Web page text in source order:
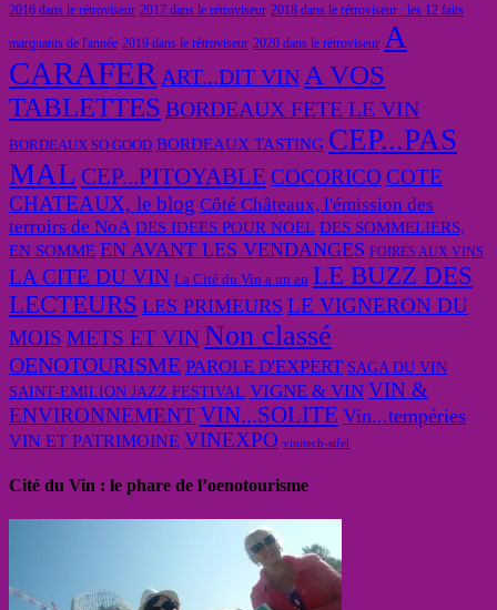
2016 dans le rétroviseur 2017 dans le rétroviseur 2018 dans le rétroviseur : les 12 faits
marquants de l'année 2019 dans le rétroviseur 2020 dans le rétroviseur A
CARAFER ART...DIT VIN A VOS
TABLETTES BORDEAUX FETE LE VIN
BORDEAUX SO GOOD BORDEAUX TASTING CEP...PAS
MAL CEP...PITOYABLE COCORICO COTE
CHATEAUX, le blog Côté Châteaux, l'émission des
terroirs de NoA DES IDEES POUR NOEL DES SOMMELIERS,
EN SOMME EN AVANT LES VENDANGES FOIRES AUX VINS
LA CITE DU VIN La Cité du Vin a un an LE BUZZ DES
LECTEURS LES PRIMEURS LE VIGNERON DU
MOIS METS ET VIN Non classé
OENOTOURISME PAROLE D'EXPERT SAGA DU VIN
SAINT-EMILION JAZZ FESTIVAL VIGNE & VIN VIN &
ENVIRONNEMENTVIN...SOLITE Vin...tempéries
VIN ET PATRIMOINE VINEXPO vinitech-sifel
Cité du Vin : le phare de l’oenotourisme